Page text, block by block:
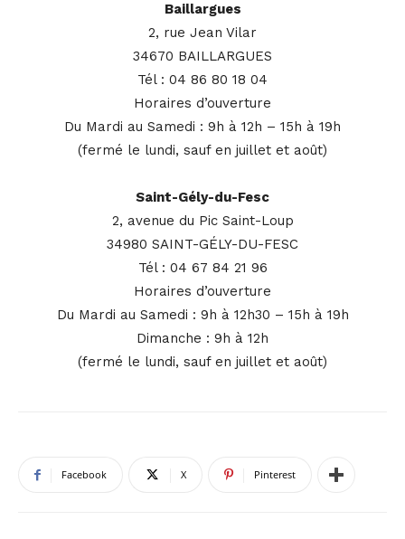
Baillargues
2, rue Jean Vilar
34670 BAILLARGUES
Tél : 04 86 80 18 04
Horaires d’ouverture
Du Mardi au Samedi : 9h à 12h – 15h à 19h
(fermé le lundi, sauf en juillet et août)
Saint-Gély-du-Fesc
2, avenue du Pic Saint-Loup
34980 SAINT-GÉLY-DU-FESC
Tél : 04 67 84 21 96
Horaires d’ouverture
Du Mardi au Samedi : 9h à 12h30 – 15h à 19h
Dimanche : 9h à 12h
(fermé le lundi, sauf en juillet et août)
Facebook X Pinterest